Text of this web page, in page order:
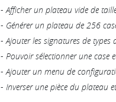
-Afficher un plateau vide de
- Générer un plateau de 256
-Ajouter les signatures de types
- Pouvoir sélectionner une case
-Ajouter un menu de
- Inverser une pièce du plateau